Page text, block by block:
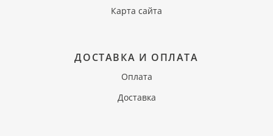
Карта сайта
ДОСТАВКА И ОПЛАТА
Оплата
Доставка